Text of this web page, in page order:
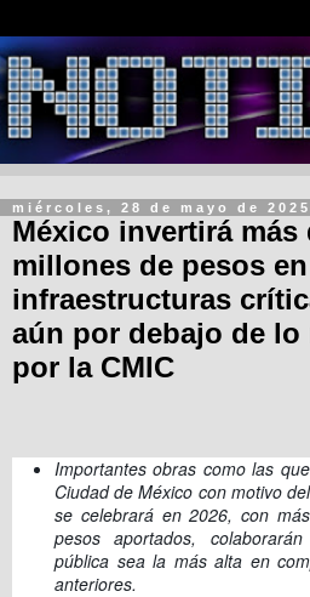
miércoles, 28 de mayo de 2025
México invertirá más
millones de pesos en
infraestructuras
aún por debajo de lo
por la CMIC
Importantes obras como las
Ciudad de México con motivo
se celebrará en 2026, con
pesos aportados,
pública sea la más alta en
anteriores.